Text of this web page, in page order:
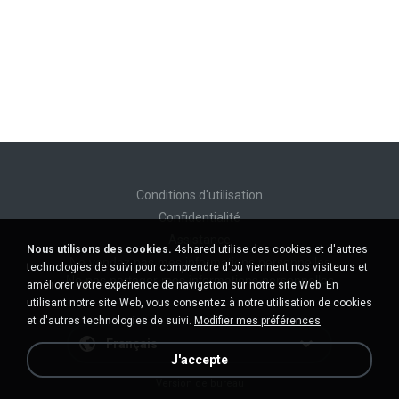
Conditions d'utilisation
Confidentialité
Ne vendez pas mes informations personnelles
Ne pas partager mes informations personnelles
Français
Nous utilisons des cookies. 4shared utilise des cookies et d'autres
technologies de suivi pour comprendre d'où viennent nos visiteurs et
améliorer votre expérience de navigation sur notre site Web. En
utilisant notre site Web, vous consentez à notre utilisation de cookies
et d'autres technologies de suivi. Modifier mes préférences
J'accepte